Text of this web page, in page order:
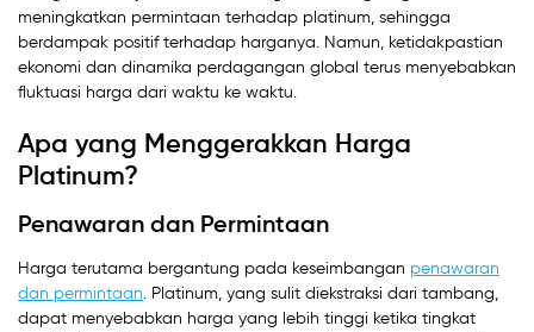
meningkatkan permintaan terhadap platinum, sehingga
berdampak positif terhadap harganya. Namun, ketidakpastian
ekonomi dan dinamika perdagangan global terus menyebabkan
fluktuasi harga dari waktu ke waktu.
Apa yang Menggerakkan Harga
Platinum?
Penawaran dan Permintaan
Harga terutama bergantung pada keseimbangan penawaran
dan permintaan. Platinum, yang sulit diekstraksi dari tambang,
dapat menyebabkan harga yang lebih tinggi ketika tingkat